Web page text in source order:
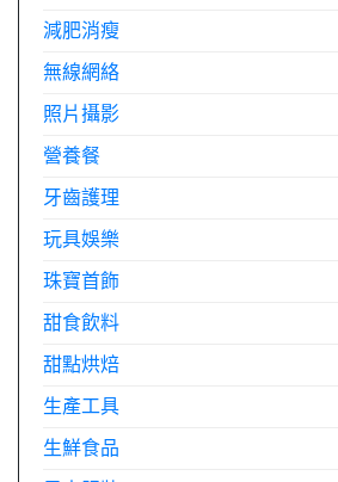
減肥消瘦
無線網絡
照片攝影
營養餐
牙齒護理
玩具娛樂
珠寶首飾
甜食飲料
甜點烘焙
生產工具
生鮮食品